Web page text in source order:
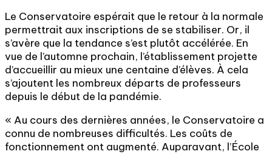
Le Conservatoire espérait que le retour à la normale
permettrait aux inscriptions de se stabiliser. Or, il
s’avère que la tendance s’est plutôt accélérée. En
vue de l’automne prochain, l’établissement projette
d’accueillir au mieux une centaine d’élèves. À cela
s’ajoutent les nombreux départs de professeurs
depuis le début de la pandémie.
« Au cours des dernières années, le Conservatoire a
connu de nombreuses difficultés. Les coûts de
fonctionnement ont augmenté. Auparavant, l’École